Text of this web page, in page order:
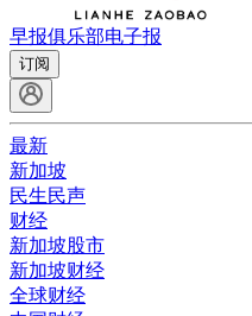
早报俱乐部电子报
订阅
最新
新加坡
民生民声
财经
新加坡股市
新加坡财经
全球财经